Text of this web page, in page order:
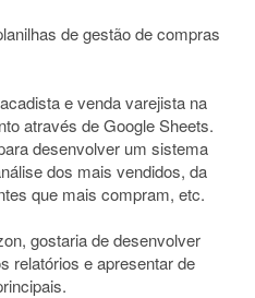
de gestão de compras
e venda varejista na
através de Google Sheets.
desenvolver um sistema
dos mais vendidos, da
que mais compram, etc.
gostaria de desenvolver
relatórios e apresentar de